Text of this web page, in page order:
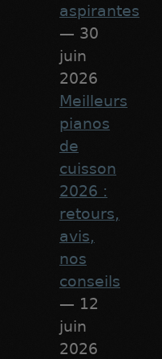
aspirantes
— 30
juin
2026
Meilleurs
pianos
de
cuisson
2026 :
retours,
avis,
nos
conseils
— 12
juin
2026